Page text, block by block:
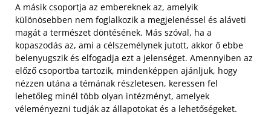
A másik csoportja az embereknek az, amelyik
különösebben nem foglalkozik a megjelenéssel és aláveti
magát a természet döntésének. Más szóval, ha a
kopaszodás az, ami a célszemélynek jutott, akkor ő ebbe
belenyugszik és elfogadja ezt a jelenséget. Amennyiben az
előző csoportba tartozik, mindenképpen ajánljuk, hogy
nézzen utána a témának részletesen, keressen fel
lehetőleg minél több olyan intézményt, amelyek
véleményezni tudják az állapotokat és a lehetőségeket.